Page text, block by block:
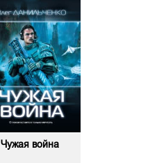
Чужая война